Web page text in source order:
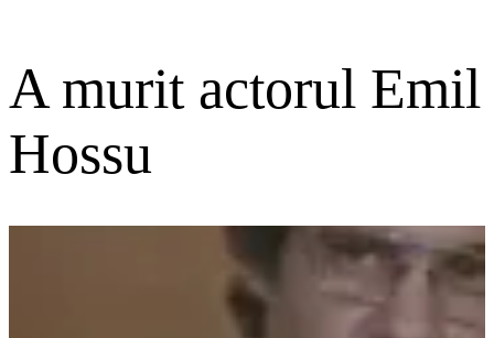
A murit actorul Emil
Hossu